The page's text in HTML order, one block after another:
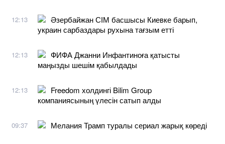
12:13
Әзербайжан СІМ басшысы Киевке барып,
украин сарбаздары рухына тағзым етті
12:13
ФИФА Джанни Инфантиноға қатысты
маңызды шешім қабылдады
12:13
Freedom холдингі Bilim Group
компаниясының үлесін сатып алды
09:37 Мелания Трамп туралы сериал жарық көреді